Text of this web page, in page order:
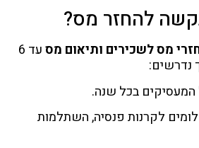
להחזר מס?
מס לשכירים ותיאום מס
עד 6
נדרשים:
לקרנות פנסיה, השתלמות